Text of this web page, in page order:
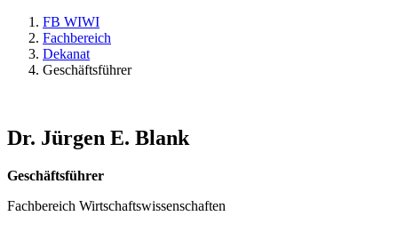
FB WIWI
Fachbereich
Dekanat
Geschäftsführer
Dr. Jürgen E. Blank
Geschäftsführer
Fachbereich Wirtschaftswissenschaften